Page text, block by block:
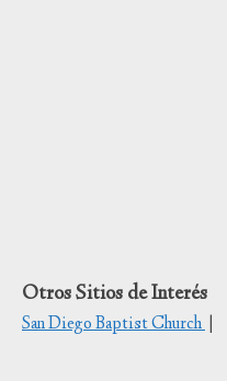
Otros Sitios de Interés
San Diego Baptist Church